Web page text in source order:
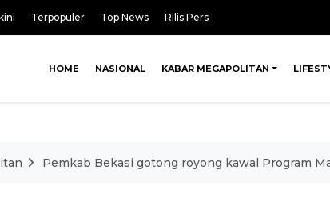
Terpopuler Top News Rilis Pers
HOME NASIONAL KABAR MEGAPOLITAN
Pemkab Bekasi gotong royong kawal Program